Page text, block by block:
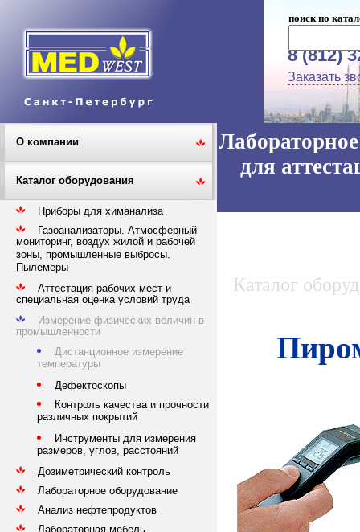
поиск по
8 (812)
Заказать
О компании
Каталог оборудования
Приборы для химанализа
Газоанализаторы. Атмосферный
мониторинг, воздух жилой и рабочей
зоны, промышленные выбросы.
Пылемеры
Аттестация рабочих мест и
специальная оценка условий труда
Измерение физических величин в
промышленности
Дистанционное измерение
температуры
Дефектоскопы
Контроль качества и прочности
различных покрытий
Инструменты для измерения
размеров, углов, расстояний
Дозиметрический контроль
Лабораторное оборудование
Анализ нефтепродуктов
Лабораторная мебель
для
Каталог